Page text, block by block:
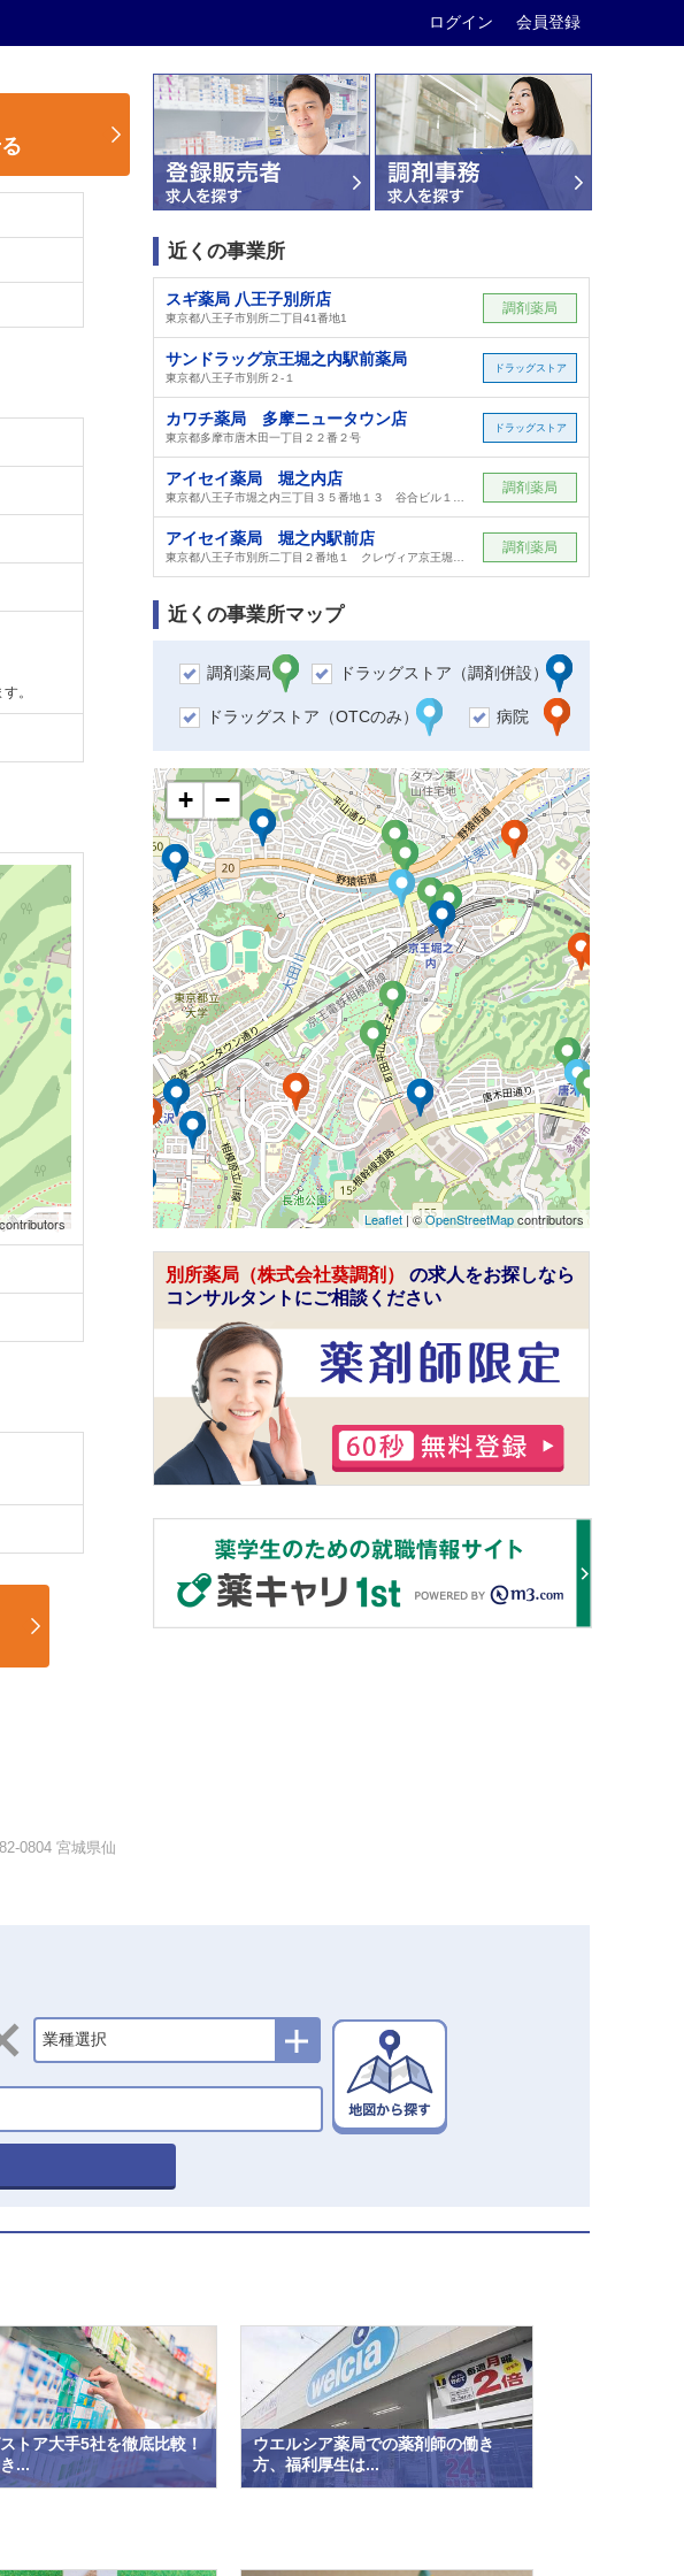
ログイン 会員登録
。
0804 宮城県仙
近くの事業所
スギ薬局 八王子別所店
東京都八王子市別所二丁目41番地1
調剤薬局
サンドラッグ京王堀之内駅前薬局
東京都八王子市別所２-１
ドラッグストア
カワチ薬局 多摩ニュータウン店
東京都多摩市唐木田一丁目２２番２号
ドラッグストア
アイセイ薬局 堀之内店 調剤薬局
アイセイ薬局 堀之内駅前店 調剤薬局
近くの事業所マップ
調剤薬局 ドラッグストア（調剤併設）
ドラッグストア（OTCのみ） 病院
+ −
Leaflet| ©OpenStreetMapcontributors
別所薬局（株式会社葵調剤） の求人をお探しなら
コンサルタントにご相談ください
業種選択
トア大手5社を徹底比較！
...
ウエルシア薬局での薬剤師の働き
方、福利厚生は...